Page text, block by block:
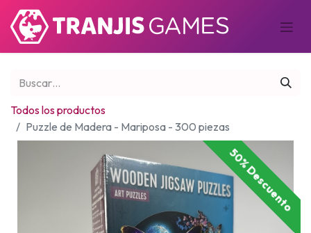
Todos los productos
Puzzle de Madera - Mariposa - 300 piezas
50% Descuento